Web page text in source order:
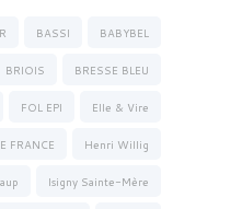
BABYBEL
BASSI
BRESSE BLEU
BRIOIS
Elle & Vire
FOL EPI
Henri Willig
FRANCE
Isigny Sainte-Mère